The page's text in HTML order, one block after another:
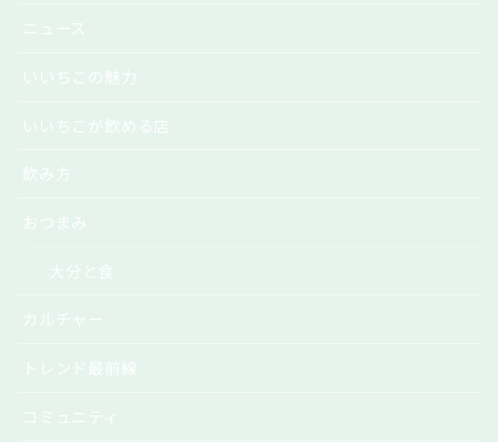
ニュース
いいちこの魅力
いいちこが飲める店
飲み方
おつまみ
カルチャー
トレンド最前線
コミュニティ